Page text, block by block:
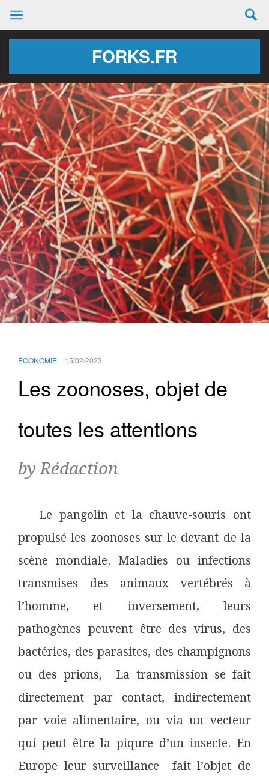
FORKS.FR
ECONOMIE 15/02/2023
Les zoonoses, objet de
toutes les attentions
by Rédaction
Le pangolin et la chauve-souris ont
propulsé les zoonoses sur le devant de la
scène mondiale. Maladies ou infections
transmises des animaux vertébrés à
l’homme, et inversement, leurs
pathogènes peuvent être des virus, des
bactéries, des parasites, des champignons
ou des prions, La transmission se fait
directement par contact, indirectement
par voie alimentaire, ou via un vecteur
qui peut être la piqure d’un insecte. En
Europe leur surveillance fait l’objet de